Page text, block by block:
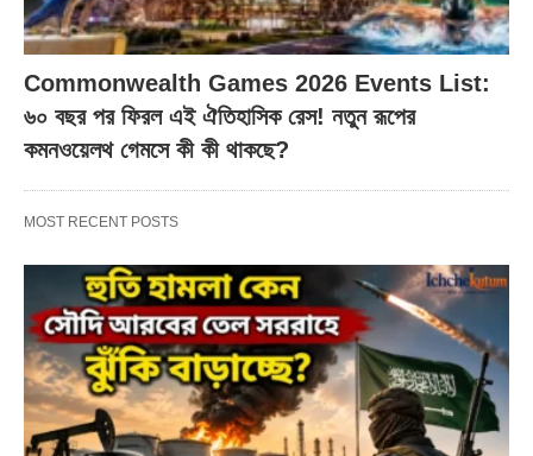
Commonwealth Games 2026 Events List:
৬০ বছর পর ফিরল এই ঐতিহাসিক রেস! নতুন রূপের
কমনওয়েলথ গেমসে কী কী থাকছে?
MOST RECENT POSTS